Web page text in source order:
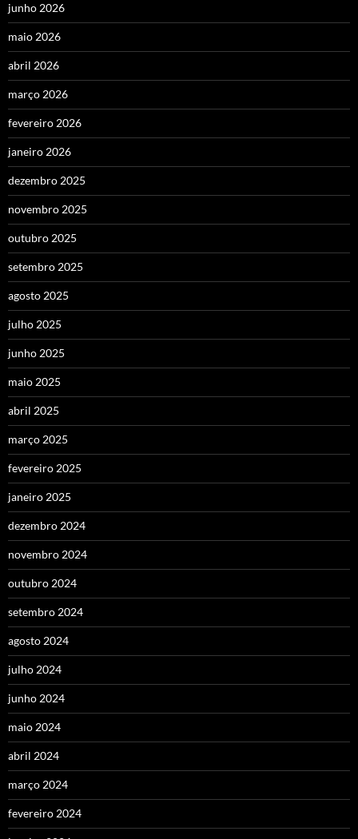
junho 2026
maio 2026
abril 2026
março 2026
fevereiro 2026
janeiro 2026
dezembro 2025
novembro 2025
outubro 2025
setembro 2025
agosto 2025
julho 2025
junho 2025
maio 2025
abril 2025
março 2025
fevereiro 2025
janeiro 2025
dezembro 2024
novembro 2024
outubro 2024
setembro 2024
agosto 2024
julho 2024
junho 2024
maio 2024
abril 2024
março 2024
fevereiro 2024